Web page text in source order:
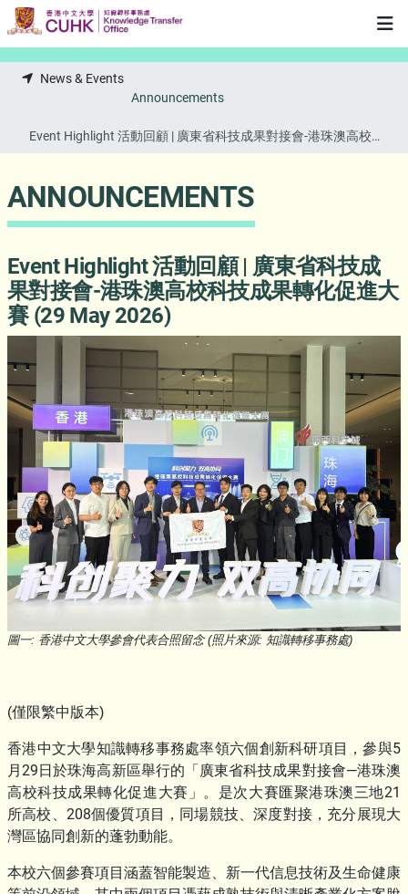
Skip to main content
News & Events
Announcements
Event Highlight 活動回顧 | 廣東省科技成果對接會-港珠澳高校科
ANNOUNCEMENTS
Event Highlight 活動回顧 | 廣東省科技成
果對接會-港珠澳高校科技成果轉化促進大
賽 (29 May 2026)
圖一: 香港中文大學參會代表合照留念 (照片來源: 知識轉移事務處)
(僅限繁中版本)
香港中文大學知識轉移事務處率領六個創新科研項目，參與5
月29日於珠海高新區舉行的「廣東省科技成果對接會—港珠澳
高校科技成果轉化促進大賽」。是次大賽匯聚港珠澳三地21
所高校、208個優質項目，同場競技、深度對接，充分展現大
灣區協同創新的蓬勃動能。
本校六個參賽項目涵蓋智能製造、新一代信息技術及生命健康